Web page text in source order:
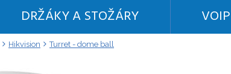
DRŽÁKY A STOŽÁRY VOIP
Hikvision Turret - dome ball